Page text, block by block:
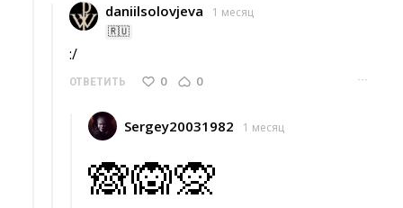
daniilsolovjeva
1 месяц
🇷🇺
:/
ОТВЕТИТЬ 0 0 ···
Sergey20031982 1 месяц
🙈🙉🙊